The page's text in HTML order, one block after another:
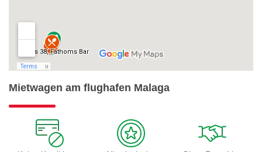
Mietwagen am flughafen Malaga